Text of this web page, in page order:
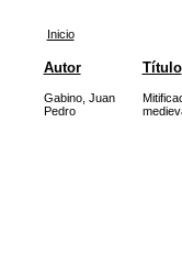
Inicio
Autor Título
Gabino, Juan
Pedro